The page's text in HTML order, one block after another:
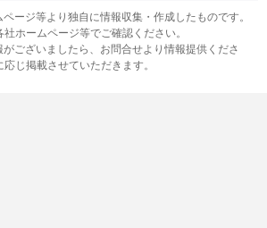
ージ等より独自に情報収集・作成したものです。
ホームページ等でご確認ください。
ございましたら、お問合せより情報提供くださ
じ掲載させていただきます。